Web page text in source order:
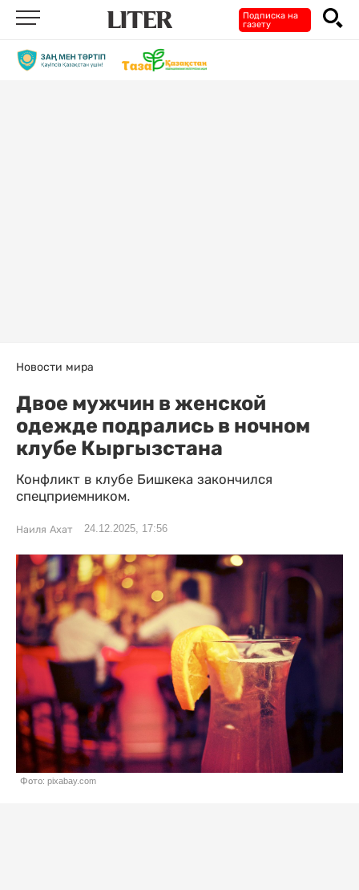
Подписка на
газету
Новости мира
Двое мужчин в женской
одежде подрались в ночном
клубе Кыргызстана
Конфликт в клубе Бишкека закончился
спецприемником.
Наиля Ахат 24.12.2025, 17:56
Фото: pixabay.com